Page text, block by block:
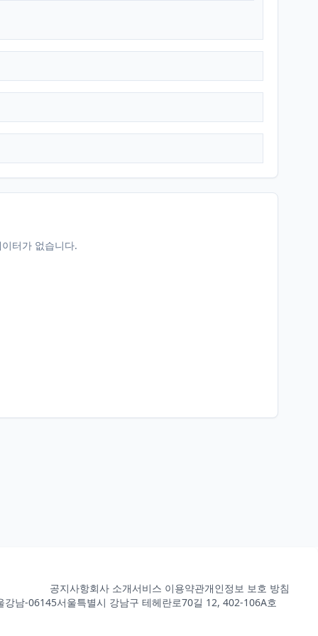
터가 없습니다.
공지사항회사 소개서비스 이용약관개인정보 보호 방침
강남-06145서울특별시 강남구 테헤란로70길 12, 402-106A호